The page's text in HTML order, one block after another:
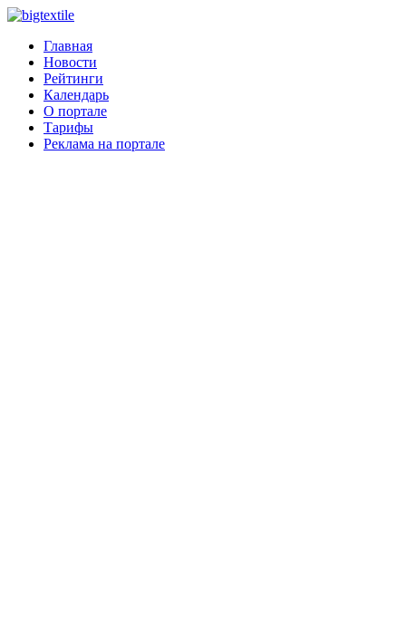
Главная
Новости
Рейтинги
Календарь
О портале
Тарифы
Реклама на портале